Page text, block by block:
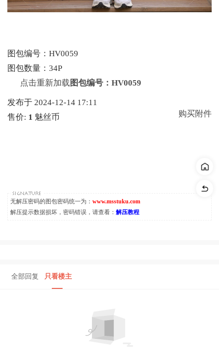
图包编号：HV0059
图包数量：34P
点击重新加载 图包编号：HV0059
发布于 2024-12-14 17:11
售价: 1 魅丝币 购买附件
无解压密码的图包密码统一为： www.msstuku.com
解压提示数据损坏，密码错误，请查看： 解压教程
全部回复 只看楼主